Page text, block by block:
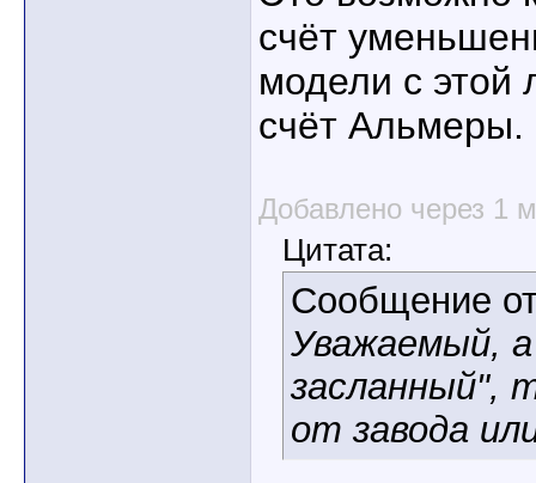
счёт
модели с этой
счёт Альмеры.
Добавлено через 1
Цитата:
Сообщение
Уважаемый, а
засланный",
от завода